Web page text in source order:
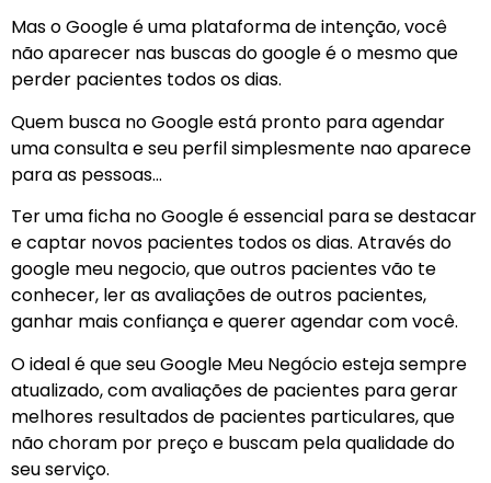
Mas o Google é uma plataforma de intenção, você
não aparecer nas buscas do google é o mesmo que
perder pacientes todos os dias.
Quem busca no Google está pronto para agendar
uma consulta e seu perfil simplesmente nao aparece
para as pessoas…
Ter uma ficha no Google é essencial para se destacar
e captar novos pacientes todos os dias. Através do
google meu negocio, que outros pacientes vão te
conhecer, ler as avaliações de outros pacientes,
ganhar mais confiança e querer agendar com você.
O ideal é que seu Google Meu Negócio esteja sempre
atualizado, com avaliações de pacientes para gerar
melhores resultados de pacientes particulares, que
não choram por preço e buscam pela qualidade do
seu serviço.